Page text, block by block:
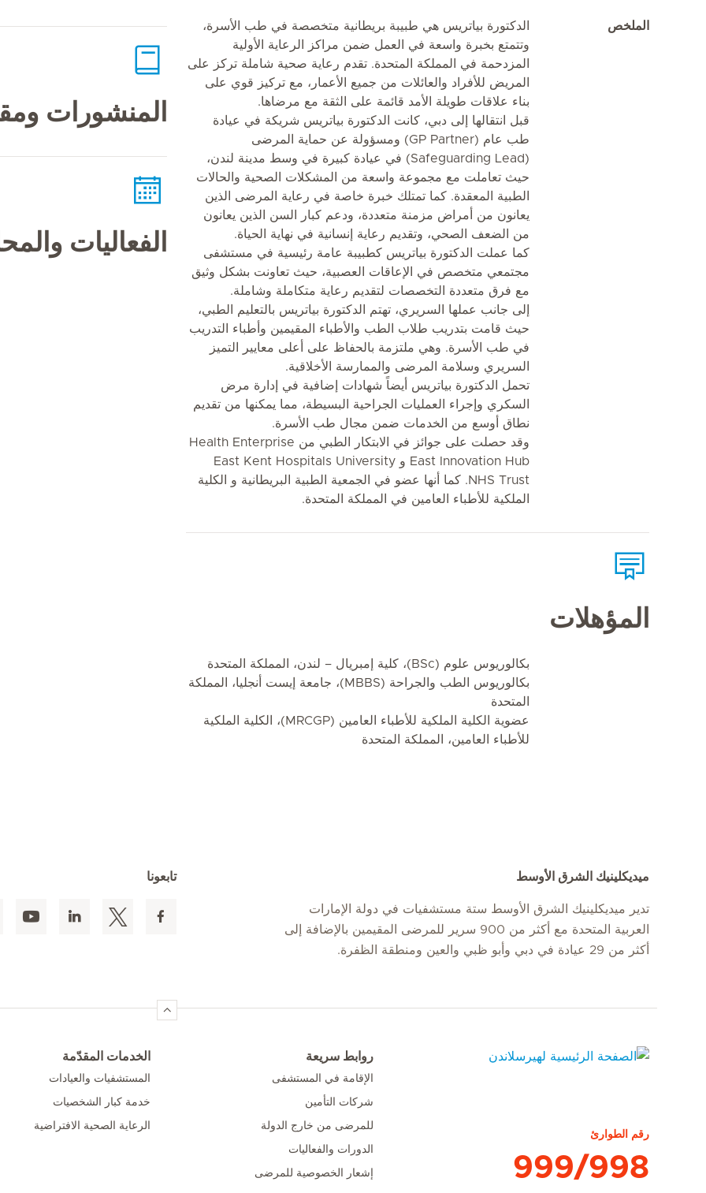
الملخص
الدكتورة بياتريس هي طبيبة بريطانية متخصصة في طب الأسرة،
وتتمتع بخبرة واسعة في العمل ضمن مراكز الرعاية الأولية
المزدحمة في المملكة المتحدة. تقدم رعاية صحية شاملة تركز على
المريض للأفراد والعائلات من جميع الأعمار، مع تركيز قوي على
بناء علاقات طويلة الأمد قائمة على الثقة مع مرضاها.
قبل انتقالها إلى دبي، كانت الدكتورة بياتريس شريكة في عيادة
طب عام (GP Partner) ومسؤولة عن حماية المرضى
(Safeguarding Lead) في عيادة كبيرة في وسط مدينة لندن،
حيث تعاملت مع مجموعة واسعة من المشكلات الصحية والحالات
الطبية المعقدة. كما تمتلك خبرة خاصة في رعاية المرضى الذين
يعانون من أمراض مزمنة متعددة، ودعم كبار السن الذين يعانون
من الضعف الصحي، وتقديم رعاية إنسانية في نهاية الحياة.
كما عملت الدكتورة بياتريس كطبيبة عامة رئيسية في مستشفى
مجتمعي متخصص في الإعاقات العصبية، حيث تعاونت بشكل وثيق
مع فرق متعددة التخصصات لتقديم رعاية متكاملة وشاملة.
إلى جانب عملها السريري، تهتم الدكتورة بياتريس بالتعليم الطبي،
حيث قامت بتدريب طلاب الطب والأطباء المقيمين وأطباء التدريب
في طب الأسرة. وهي ملتزمة بالحفاظ على أعلى معايير التميز
السريري وسلامة المرضى والممارسة الأخلاقية.
تحمل الدكتورة بياتريس أيضاً شهادات إضافية في إدارة مرض
السكري وإجراء العمليات الجراحية البسيطة، مما يمكنها من تقديم
نطاق أوسع من الخدمات ضمن مجال طب الأسرة.
وقد حصلت على جوائز في الابتكار الطبي من Health Enterprise
East Innovation Hub و East Kent Hospitals University
NHS Trust. كما أنها عضو في الجمعية الطبية البريطانية و الكلية
الملكية للأطباء العامين في المملكة المتحدة.
المؤهلات
بكالوريوس علوم (BSc)، كلية إمبريال – لندن، المملكة المتحدة
بكالوريوس الطب والجراحة (MBBS)، جامعة إيست أنجليا، المملكة
المتحدة
عضوية الكلية الملكية للأطباء العامين (MRCGP)، الكلية الملكية
للأطباء العامين، المملكة المتحدة
المنشورات
الفعاليات
ميديكلينيك الشرق الأوسط
تدير ميديكلينيك الشرق الأوسط ستة مستشفيات في دولة الإمارات
العربية المتحدة مع أكثر من 900 سرير للمرضى المقيمين بالإضافة إلى
أكثر من 29 عيادة في دبي وأبو ظبي والعين ومنطقة الظفرة.
تابعونا
رقم الطوارئ
999/998
روابط سريعة
الإقامة في المستشفى
شركات التأمين
للمرضى من خارج الدولة
الدورات والفعاليات
إشعار الخصوصية للمرضى
الخدمات المقدّمة
المستشفيات والعيادات
خدمة كبار الشخصيات
الرعاية الصحية الافتراضية